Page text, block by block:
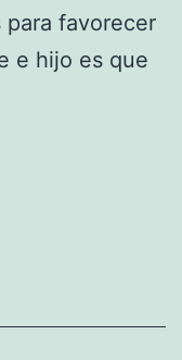
para favorecer
e hijo es que